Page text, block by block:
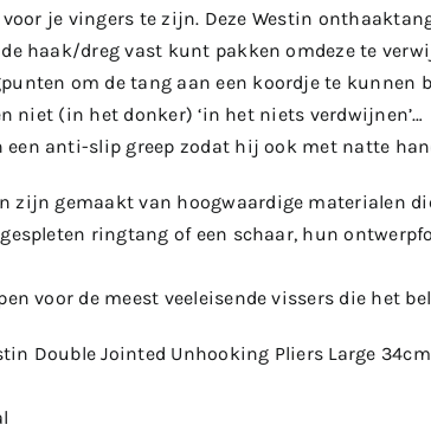
je vingers te zijn. Deze Westin
haak/dreg vast kunt pakken omdeze te
om de tang aan een koordje te kunnen
niet (in het donker) ‘in het niets verdwijnen’…
een anti-slip greep zodat hij ook met natte
zijn gemaakt van hoogwaardige materialen
ringtang of een schaar, hun
voor de meest veeleisende vissers die het
Double Jointed Unhooking Pliers Large